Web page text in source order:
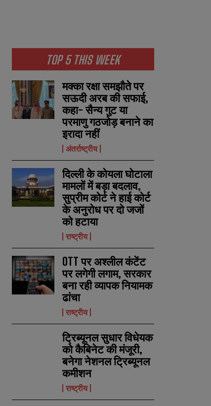
TOP 5 THIS WEEK
मक्का रक्षा समझौते पर
सऊदी अरब की सफाई,
कहा- सैन्य गुट या
परमाणु गठजोड़ बनाने का
इरादा नहीं
अंतर्राष्ट्रीय
दिल्ली के कोयला घोटाला
मामलों में बड़ा बदलाव,
सुप्रीम कोर्ट ने हाई कोर्ट
के अनुरोध पर दो जजों
को हटाया
राष्ट्रीय
OTT पर अश्लील कंटेंट
पर लगेगी लगाम, सरकार
बना रही व्यापक नियामक
ढांचा
राष्ट्रीय
ट्रिब्यूनल सुधार विधेयक
को कैबिनेट की मंजूरी,
बनेगा नेशनल ट्रिब्यूनल
कमीशन
राष्ट्रीय